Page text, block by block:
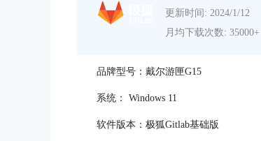
更新时间: 2024/1/12
月均下载次数: 35000+
品牌型号：戴尔游匣G15
系统： Windows 11
软件版本：极狐Gitlab基础版